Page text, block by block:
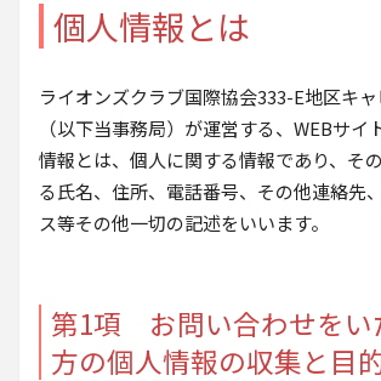
個人情報とは
ライオンズクラブ国際協会333-E地区キ
（以下当事務局）が運営する、WEBサイ
情報とは、個人に関する情報であり、そ
る氏名、住所、電話番号、その他連絡先
ス等その他一切の記述をいいます。
第1項 お問い合わせをい
方の個人情報の収集と目